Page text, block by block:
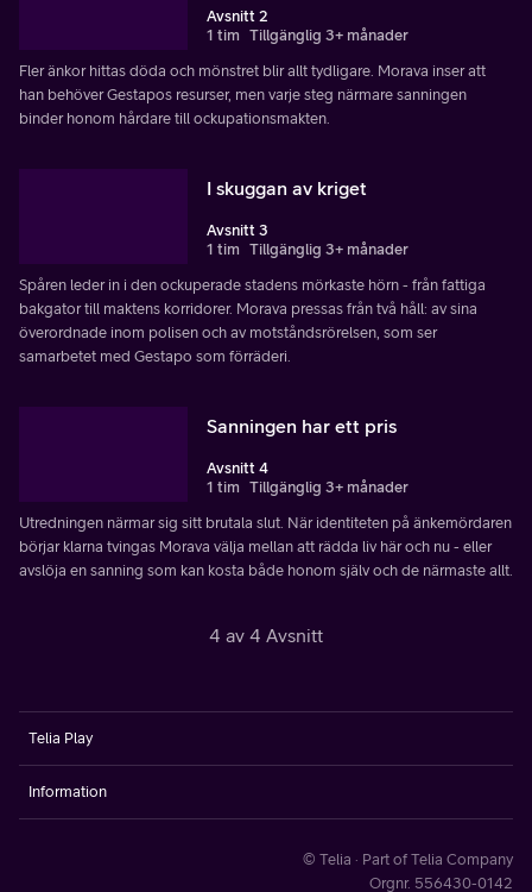
Avsnitt 2
1 tim Tillgänglig 3+ månader
Fler änkor hittas döda och mönstret blir allt tydligare. Morava inser att
han behöver Gestapos resurser, men varje steg närmare sanningen
binder honom hårdare till ockupationsmakten.
I skuggan av kriget
Avsnitt 3
1 tim Tillgänglig 3+ månader
Spåren leder in i den ockuperade stadens mörkaste hörn - från fattiga
bakgator till maktens korridorer. Morava pressas från två håll: av sina
överordnade inom polisen och av motståndsrörelsen, som ser
samarbetet med Gestapo som förräderi.
Sanningen har ett pris
Avsnitt 4
1 tim Tillgänglig 3+ månader
Utredningen närmar sig sitt brutala slut. När identiteten på änkemördaren
börjar klarna tvingas Morava välja mellan att rädda liv här och nu - eller
avslöja en sanning som kan kosta både honom själv och de närmaste allt.
4 av 4 Avsnitt
Telia Play
Information
© Telia · Part of Telia Company
Orgnr. 556430-0142